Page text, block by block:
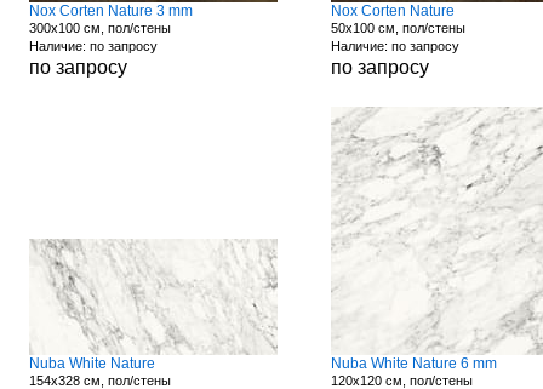
Nox Corten Nature 3 mm
300x100 см, пол/стены
Наличие: по запросу
по запросу
Nox Corten Nature
50x100 см, пол/стены
Наличие: по запросу
по запросу
Nuba White Nature
154x328 см, пол/стены
Nuba White Nature 6 mm
120x120 см, пол/стены